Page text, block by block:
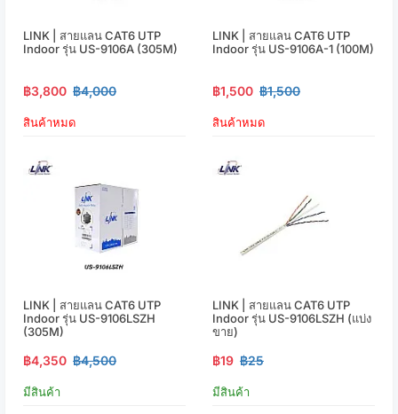
LINK | สายแลน CAT6 UTP
Indoor รุ่น US-9106A (305M)
฿3,800 ฿4,000
สินค้าหมด
LINK | สายแลน CAT6 UTP
Indoor รุ่น US-9106A-1 (100M)
฿1,500 ฿1,500
สินค้าหมด
LINK | สายแลน CAT6 UTP
Indoor รุ่น US-9106LSZH
(305M)
฿4,350 ฿4,500
มีสินค้า
LINK | สายแลน CAT6 UTP
Indoor รุ่น US-9106LSZH (แบ่ง
ขาย)
฿19 ฿25
มีสินค้า